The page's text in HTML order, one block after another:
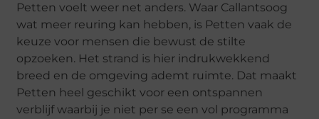
Petten voelt weer net anders. Waar Callantsoog
wat meer reuring kan hebben, is Petten vaak de
keuze voor mensen die bewust de stilte
opzoeken. Het strand is hier indrukwekkend
breed en de omgeving ademt ruimte. Dat maakt
Petten heel geschikt voor een ontspannen
verblijf waarbij je niet per se een vol programma